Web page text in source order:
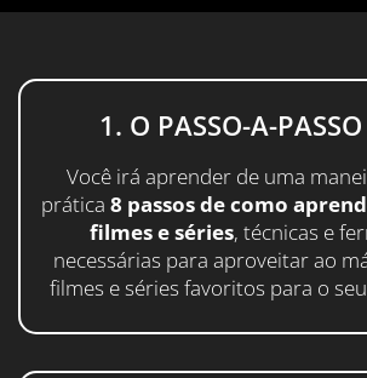
1. O PASSO-A-
Você irá aprender de uma
prática 8 passos de como
filmes e séries, técnicas e
necessárias para aproveitar ao
filmes e séries favoritos para o